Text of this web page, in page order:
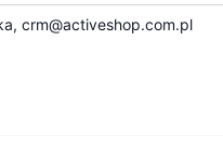
crm@activeshop.com.pl